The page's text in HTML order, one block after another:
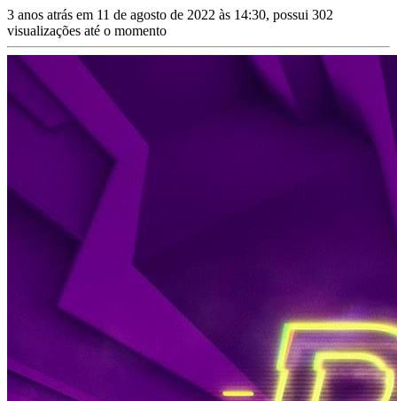
3 anos atrás em 11 de agosto de 2022 às 14:30, possui 302
visualizações até o momento